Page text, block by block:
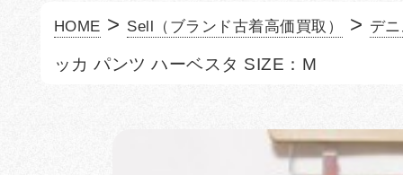
HOME > Sell（ブランド古着高価買取） > デ
ッカ パンツ ハーベスタ SIZE：M